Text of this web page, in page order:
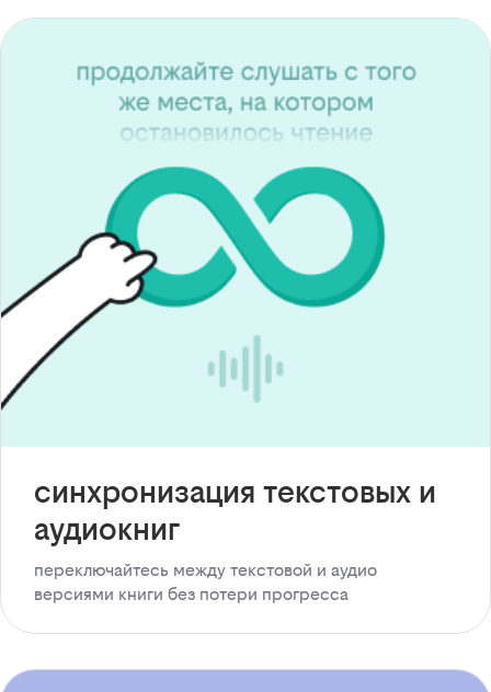
синхронизация текстовых и
аудиокниг
переключайтесь между текстовой и аудио
версиями книги без потери прогресса